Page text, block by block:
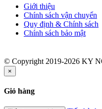
Giới thiệu
Chính sách vận chuyển
Quy định & Chính sách
Chính sách bảo mật
© Copyright 2019-2026 KY
×
Giỏ hàng